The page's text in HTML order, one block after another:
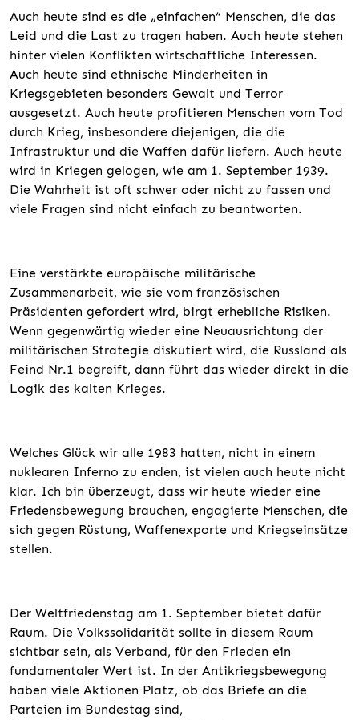
Auch heute sind es die „einfachen“ Menschen, die das
Leid und die Last zu tragen haben. Auch heute stehen
hinter vielen Konflikten wirtschaftliche Interessen.
Auch heute sind ethnische Minderheiten in
Kriegsgebieten besonders Gewalt und Terror
ausgesetzt. Auch heute profitieren Menschen vom Tod
durch Krieg, insbesondere diejenigen, die die
Infrastruktur und die Waffen dafür liefern. Auch heute
wird in Kriegen gelogen, wie am 1. September 1939.
Die Wahrheit ist oft schwer oder nicht zu fassen und
viele Fragen sind nicht einfach zu beantworten.
Eine verstärkte europäische militärische
Zusammenarbeit, wie sie vom französischen
Präsidenten gefordert wird, birgt erhebliche Risiken.
Wenn gegenwärtig wieder eine Neuausrichtung der
militärischen Strategie diskutiert wird, die Russland als
Feind Nr.1 begreift, dann führt das wieder direkt in die
Logik des kalten Krieges.
Welches Glück wir alle 1983 hatten, nicht in einem
nuklearen Inferno zu enden, ist vielen auch heute nicht
klar. Ich bin überzeugt, dass wir heute wieder eine
Friedensbewegung brauchen, engagierte Menschen, die
sich gegen Rüstung, Waffenexporte und Kriegseinsätze
stellen.
Der Weltfriedenstag am 1. September bietet dafür
Raum. Die Volkssolidarität sollte in diesem Raum
sichtbar sein, als Verband, für den Frieden ein
fundamentaler Wert ist. In der Antikriegsbewegung
haben viele Aktionen Platz, ob das Briefe an die
Parteien im Bundestag sind,